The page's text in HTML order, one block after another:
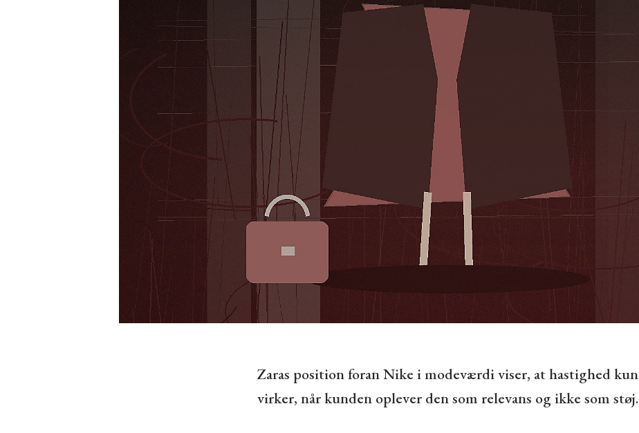
Zaras position foran Nike i modeværdi viser, at hastighed kun
virker, når kunden oplever den som relevans og ikke som støj.